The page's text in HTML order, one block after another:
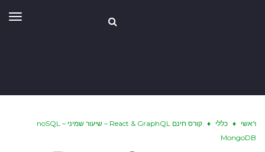
ראשי ♦ כללי ♦
קורס חינם React & GraphQL – שיעור שמיני – noSQL
MongoDB